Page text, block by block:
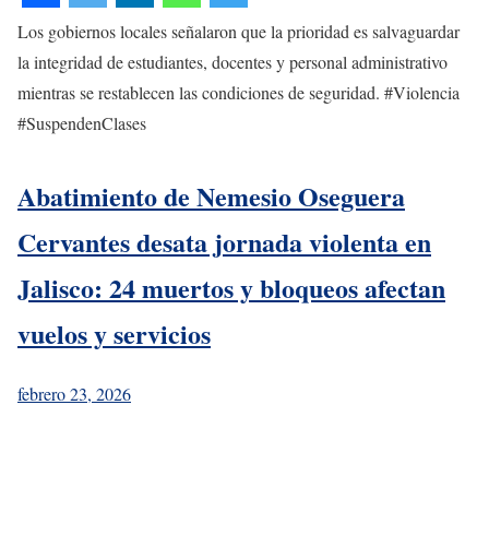
Los gobiernos locales señalaron que la prioridad es salvaguardar
la integridad de estudiantes, docentes y personal administrativo
mientras se restablecen las condiciones de seguridad. #Violencia
#SuspendenClases
Abatimiento de Nemesio Oseguera
Cervantes desata jornada violenta en
Jalisco: 24 muertos y bloqueos afectan
vuelos y servicios
febrero 23, 2026